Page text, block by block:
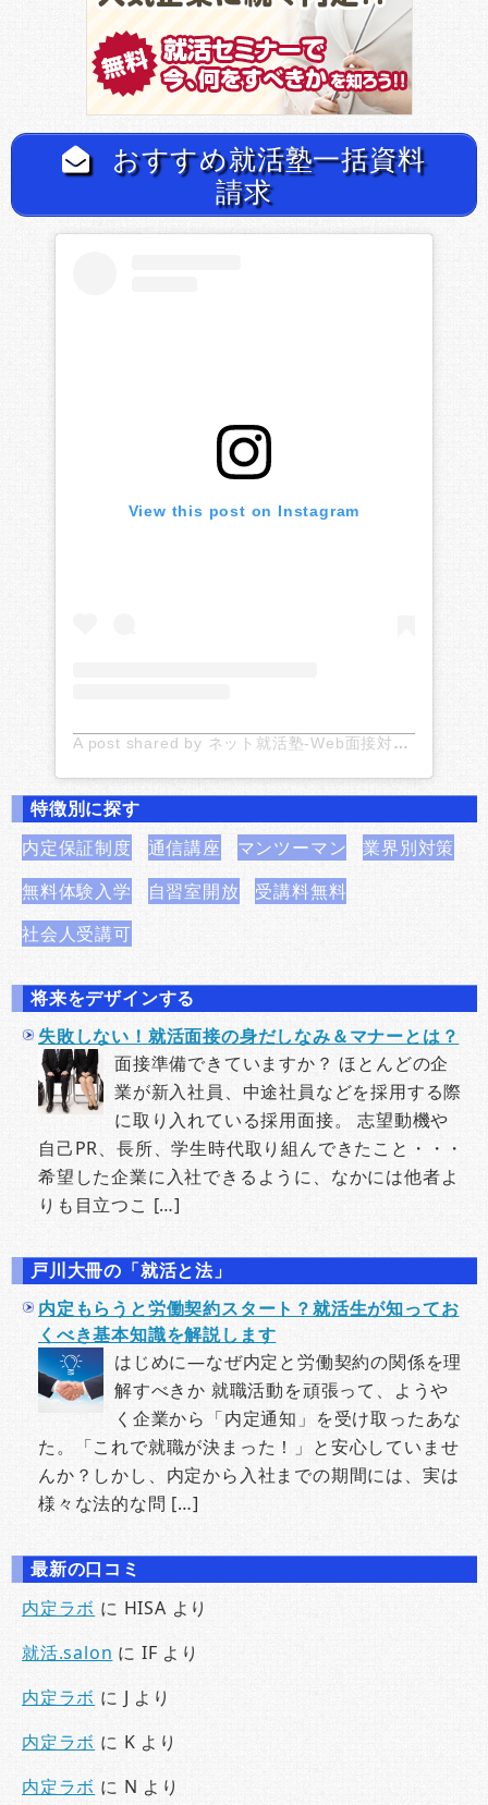
おすすめ就活塾一括資料
請求
View this post on Instagram
A post shared by ネット就活塾-Web面接対策のお役立ち情報 (@netshukatsu)
特徴別に探す
内定保証制度
通信講座 マンツーマン
業界別対策
無料体験入学
自習室開放
受講料無料
社会人受講可
将来をデザインする
失敗しない！就活面接の身だしなみ＆マナーとは？
面接準備できていますか？ ほとんどの企
業が新入社員、中途社員などを採用する際
に取り入れている採用面接。 志望動機や
自己PR、長所、学生時代取り組んできたこと・・・
希望した企業に入社できるように、なかには他者よ
りも目立つこ […]
戸川大冊の「就活と法」
内定もらうと労働契約スタート？就活生が知ってお
くべき基本知識を解説します
はじめに―なぜ内定と労働契約の関係を理
解すべきか 就職活動を頑張って、ようや
く企業から「内定通知」を受け取ったあな
た。「これで就職が決まった！」と安心していませ
んか？しかし、内定から入社までの期間には、実は
様々な法的な問 […]
最新の口コミ
内定ラボ に HISA より
就活.salon に IF より
内定ラボ に J より
内定ラボ に K より
内定ラボ に N より